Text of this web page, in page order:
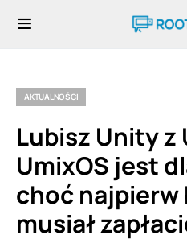
AKTUALNOŚCI
Lubisz Unity z
UmixOS jest
choć najpierw
musiał